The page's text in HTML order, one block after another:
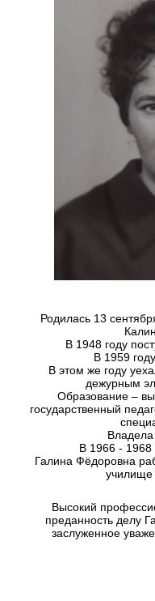
Родилась 13
В 1948 году
В 1959
В этом же году
дежурным
Образование –
государственный
В 1966 - 1968
Галина Фёдоровна
училище
Высокий
преданность делу
заслуженное